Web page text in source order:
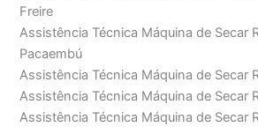
Freire
Assistência Técnica Máquina de Secar
Pacaembú
Assistência Técnica Máquina de Secar
Assistência Técnica Máquina de Secar
Assistência Técnica Máquina de Secar